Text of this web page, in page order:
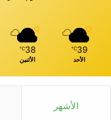
39
℃
الأحد
38
℃
الأثنين
الأشهر